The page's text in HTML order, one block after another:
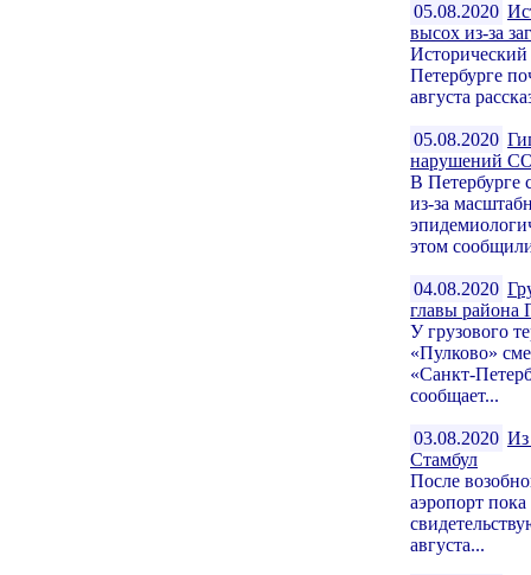
05.08.2020
высох из-за
Исторический
Петербурге
августа
05.08.2020
нарушений
В Петербурге
из-за
этом
04.08.2020
главы района
У грузового
«Пулково»
«Санкт-
сообщает...
03.08.2020 Из
Стамбул
После
аэропорт
августа...